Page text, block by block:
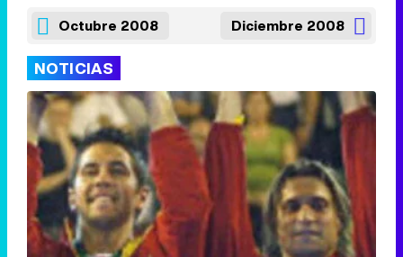
Octubre 2008 Diciembre 2008
NOTICIAS